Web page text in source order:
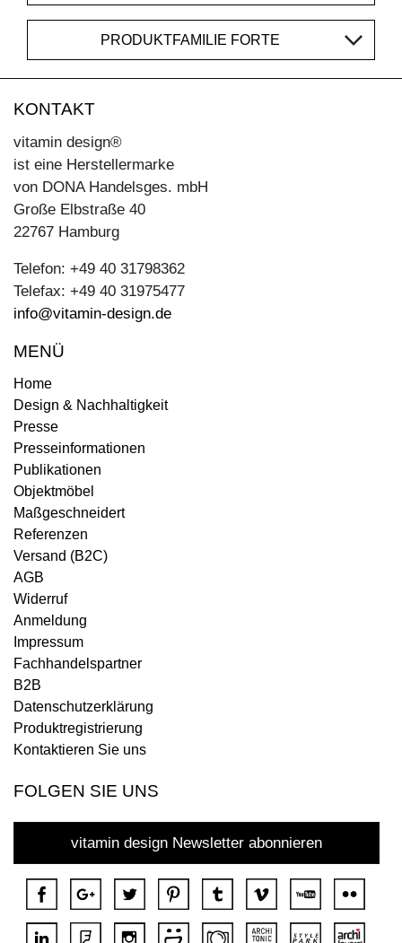
PRODUKTFAMILIE FORTE
KONTAKT
vitamin design®
ist eine Herstellermarke
von DONA Handelsges. mbH
Große Elbstraße 40
22767 Hamburg
Telefon: +49 40 31798362
Telefax: +49 40 31975477
info@vitamin-design.de
MENÜ
Home
Design & Nachhaltigkeit
Presse
Presseinformationen
Publikationen
Objektmöbel
Maßgeschneidert
Referenzen
Versand (B2C)
AGB
Widerruf
Anmeldung
Impressum
Fachhandelspartner
B2B
Datenschutzerklärung
Produktregistrierung
Kontaktieren Sie uns
FOLGEN SIE UNS
vitamin design Newsletter abonnieren